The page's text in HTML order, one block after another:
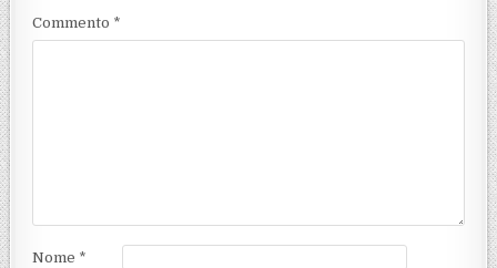
Commento *
Nome *